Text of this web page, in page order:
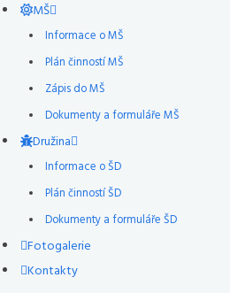
MŠ
Informace o MŠ
Plán činností MŠ
Zápis do MŠ
Dokumenty a formuláře MŠ
Družina
Informace o ŠD
Plán činností ŠD
Dokumenty a formuláře ŠD
Fotogalerie
Kontakty